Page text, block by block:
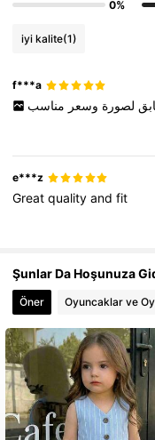
4,89 349K
0%
iyi kalite(1)
f***a
لصورة وسعر مناسب
e***z
Greatqualityandfit
Şunlar Da Hoşunuza
Öner Oyuncaklar ve